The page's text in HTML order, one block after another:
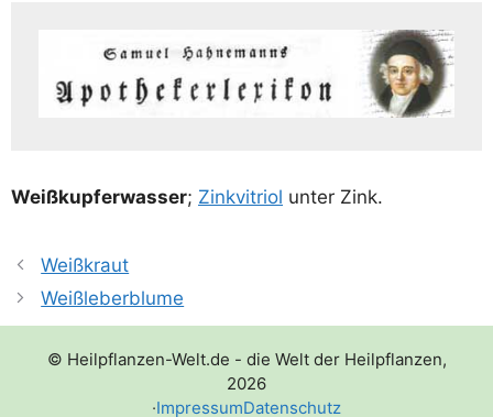
Weiß­kup­fer­was­ser; Zink­vi­tri­ol unter Zink.
Weißkraut
Weißleberblume
© Heilpflanzen-Welt.de - die Welt der Heilpflanzen,
2026
·ImpressumDatenschutz